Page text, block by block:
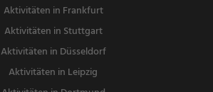
Aktivitäten in Frankfurt
Aktivitäten in Stuttgart
Aktivitäten in Düsseldorf
Aktivitäten in Leipzig